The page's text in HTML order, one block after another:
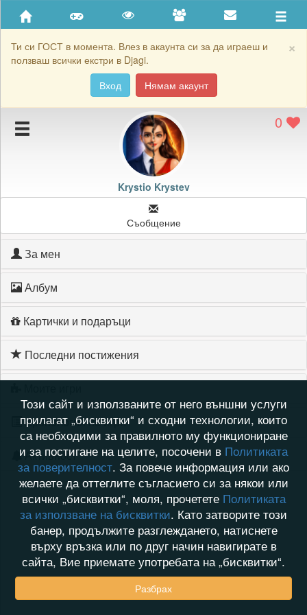
×
Ти си ГОСТ в момента. Влез в акаунта си за да играеш и
ползваш всички екстри в Djagi.
Вход
Нямам акаунт
Приятели
Хронология на игри
Подаръците на Krystio Krystev
Картичките на Krystio Krystev
Блокирай Krystio Krystev
0
Krystio Krystev
Съобщение
За мен
Албум
Картички и подаръци
Последни постижения
Хронология на игри
Активност
Този сайт и използваните от него външни услуги
прилагат „бисквитки“ и сходни технологии, които
са необходими за правилното му функциониране
и за постигане на целите, посочени в Политиката
за поверителност. За повече информация или ако
желаете да оттеглите съгласието си за някои или
всички „бисквитки“, моля, прочетете Политиката
за използване на бисквитки. Като затворите този
банер, продължите разглеждането, натиснете
върху връзка или по друг начин навигирате в
сайта, Вие приемате употребата на „бисквитки“.
Разбрах